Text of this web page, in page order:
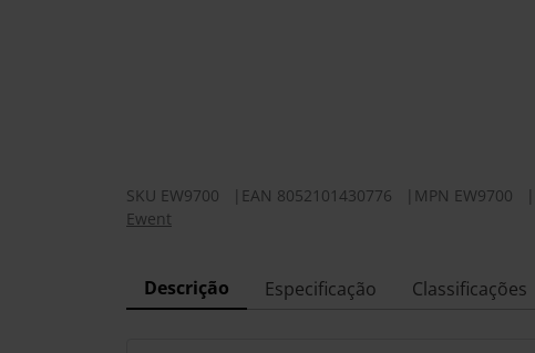
SKU EW9700 EAN 8052101430776 MPN EW9700
Ewent
Descrição Especificação Classificações